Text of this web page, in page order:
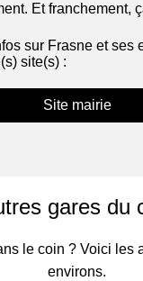
Et franchement,
sur Frasne et ses
site(s) :
Site mairie
gares du
le coin ? Voici les
environs.